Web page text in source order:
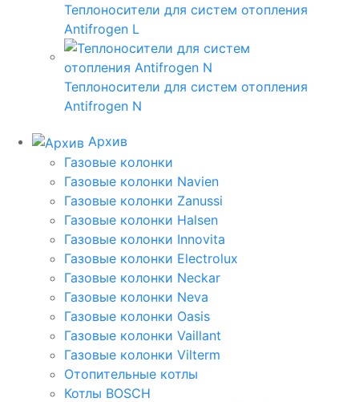
Теплоносители для систем отопления
Antifrogen L
Теплоносители для систем отопления
Antifrogen N
Архив
Газовые колонки
Газовые колонки Navien
Газовые колонки Zanussi
Газовые колонки Halsen
Газовые колонки Innovita
Газовые колонки Electrolux
Газовые колонки Neckar
Газовые колонки Neva
Газовые колонки Oasis
Газовые колонки Vaillant
Газовые колонки Vilterm
Отопительные котлы
Котлы BOSCH